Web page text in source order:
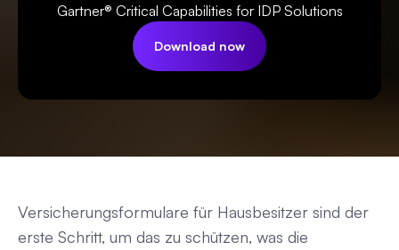
Gartner® Critical Capabilities for IDP Solutions
Download now
Versicherungsformulare für Hausbesitzer sind der
erste Schritt, um das zu schützen, was die